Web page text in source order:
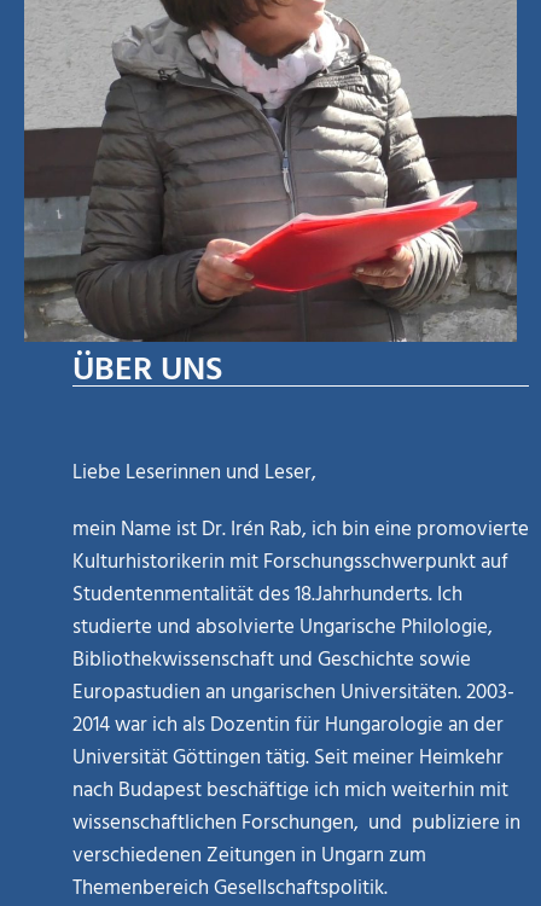
ÜBER UNS
Liebe Leserinnen und Leser,
mein Name ist Dr. Irén Rab, ich bin eine promovierte
Kulturhistorikerin mit Forschungsschwerpunkt auf
Studentenmentalität des 18.Jahrhunderts. Ich
studierte und absolvierte Ungarische Philologie,
Bibliothekwissenschaft und Geschichte sowie
Europastudien an ungarischen Universitäten. 2003-
2014 war ich als Dozentin für Hungarologie an der
Universität Göttingen tätig. Seit meiner Heimkehr
nach Budapest beschäftige ich mich weiterhin mit
wissenschaftlichen Forschungen, und publiziere in
verschiedenen Zeitungen in Ungarn zum
Themenbereich Gesellschaftspolitik.